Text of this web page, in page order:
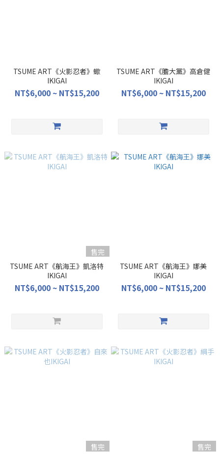
TSUME ART《火影忍者》蠍
IKIGAI
NT$6,000 ~ NT$15,200
TSUME ART《膽大黨》高倉健
IKIGAI
NT$6,000 ~ NT$15,200
售完
TSUME ART《航海王》凱洛特
IKIGAI
NT$6,000 ~ NT$15,200
TSUME ART《航海王》娜美
IKIGAI
NT$6,000 ~ NT$15,200
售完 售完